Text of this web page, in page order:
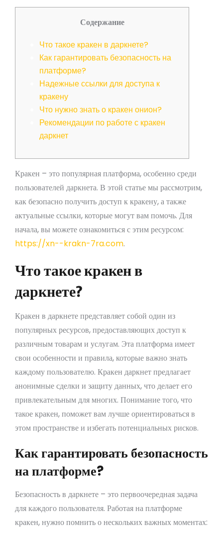
Содержание
Что такое кракен в даркнете?
Как гарантировать безопасность на
платформе?
Надежные ссылки для доступа к
кракену
Что нужно знать о кракен онион?
Рекомендации по работе с кракен
даркнет
Кракен – это популярная платформа, особенно среди
пользователей даркнета. В этой статье мы рассмотрим,
как безопасно получить доступ к кракену, а также
актуальные ссылки, которые могут вам помочь. Для
начала, вы можете ознакомиться с этим ресурсом:
https://xn--krakn-7ra.com.
Что такое кракен в
даркнете?
Кракен в даркнете представляет собой один из
популярных ресурсов, предоставляющих доступ к
различным товарам и услугам. Эта платформа имеет
свои особенности и правила, которые важно знать
каждому пользователю. Кракен даркнет предлагает
анонимные сделки и защиту данных, что делает его
привлекательным для многих. Понимание того, что
такое кракен, поможет вам лучше ориентироваться в
этом пространстве и избегать потенциальных рисков.
Как гарантировать безопасность
на платформе?
Безопасность в даркнете – это первоочередная задача
для каждого пользователя. Работая на платформе
кракен, нужно помнить о нескольких важных моментах: